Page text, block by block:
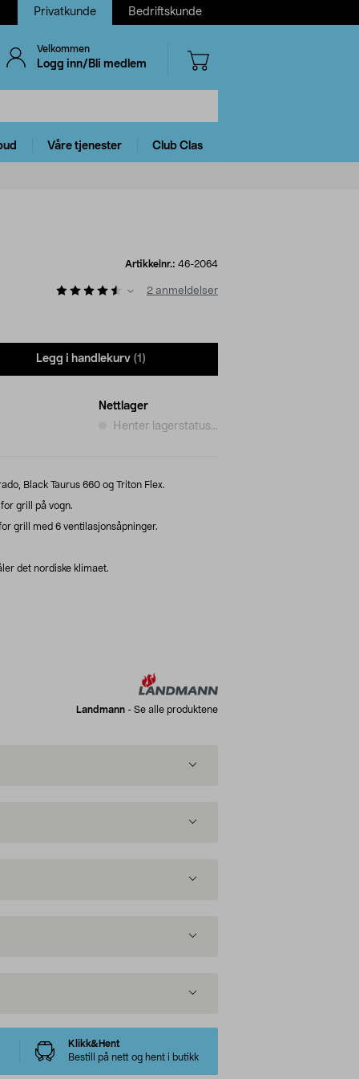
Privatkunde Bedriftskunde
Velkommen
Logg inn/Bli medlem
Våre tjenester Club Clas
Artikkelnr.: 46-2064
2 anmeldelser
Legg i handlekurv (1)
Nettlager
Henter lagerstatus...
Black Taurus 660 og Triton Flex.
grill på vogn.
grill med 6 ventilasjonsåpninger.
det nordiske klimaet.
Landmann - Se alle produktene
Klikk&Hent
Bestill på nett og hent i butikk